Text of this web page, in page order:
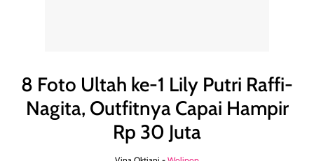
8 Foto Ultah ke-1 Lily Putri Raffi-
Nagita, Outfitnya Capai Hampir
Rp 30 Juta